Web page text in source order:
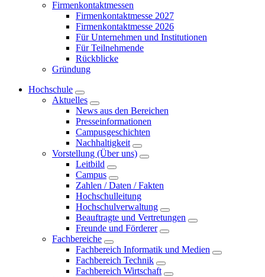
Firmenkontaktmessen
Firmenkontaktmesse 2027
Firmenkontaktmesse 2026
Für Unternehmen und Institutionen
Für Teilnehmende
Rückblicke
Gründung
Hochschule
Aktuelles
News aus den Bereichen
Presseinformationen
Campusgeschichten
Nachhaltigkeit
Vorstellung (Über uns)
Leitbild
Campus
Zahlen / Daten / Fakten
Hochschulleitung
Hochschulverwaltung
Beauftragte und Vertretungen
Freunde und Förderer
Fachbereiche
Fachbereich Informatik und Medien
Fachbereich Technik
Fachbereich Wirtschaft